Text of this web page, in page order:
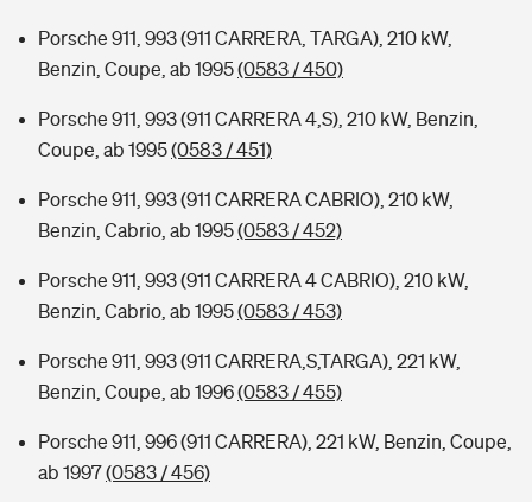
Porsche 911, 993 (911 CARRERA, TARGA), 210 kW,
Benzin, Coupe, ab 1995(0583 / 450)
Porsche 911, 993 (911 CARRERA 4,S), 210 kW, Benzin,
Coupe, ab 1995(0583 / 451)
Porsche 911, 993 (911 CARRERA CABRIO), 210 kW,
Benzin, Cabrio, ab 1995(0583 / 452)
Porsche 911, 993 (911 CARRERA 4 CABRIO), 210 kW,
Benzin, Cabrio, ab 1995(0583 / 453)
Porsche 911, 993 (911 CARRERA,S,TARGA), 221 kW,
Benzin, Coupe, ab 1996(0583 / 455)
Porsche 911, 996 (911 CARRERA), 221 kW, Benzin, Coupe,
ab 1997(0583 / 456)